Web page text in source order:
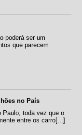
poderá ser um
que parecem
no País
Paulo, toda vez que o
entre os carro[...]